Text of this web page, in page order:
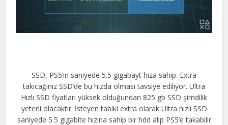
SSD, PS5’in saniyede 5.5 gigabayt hıza sahip. Extra
takıcağınız SSD’de bu hızda olması tavsiye ediliyor. Ultra
Hızlı SSD fiyatları yüksek olduğundan 825 gb SSD şimdilik
yeterli olacaktır. İsteyen tabiki extra olarak Ultra hızlı SSD
saniyede 5.5 gigabite hızına sahip bir hdd alıp PS5’e takabilir